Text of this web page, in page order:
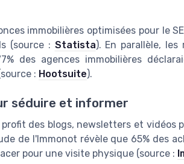
immobilières optimisées pour le
(source : Statista). En parallèle,
des agences immobilières
: Hootsuite).
séduire et informer
des blogs, newsletters et
de l'Immonot révèle que 65% des
pour une visite physique (source :